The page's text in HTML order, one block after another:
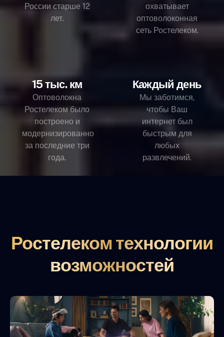
России старше 12
лет.
охватывает
оптоволоконная
сеть Ростелеком.
15 тыс. км
Оптоволокна
Ростелеком было
построено и
модернизированно
за последние три
года.
Каждый день
Мы заботимся,
чтобы Ваш
интернет был
быстрым для
любых
развлечений.
Ростелеком технологии
возможностей